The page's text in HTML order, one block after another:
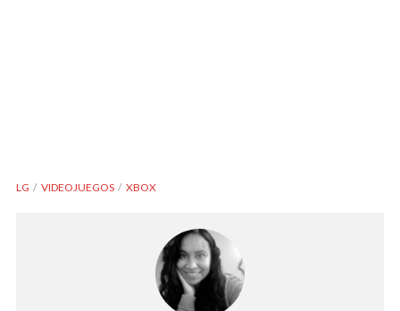
LG VIDEOJUEGOS XBOX